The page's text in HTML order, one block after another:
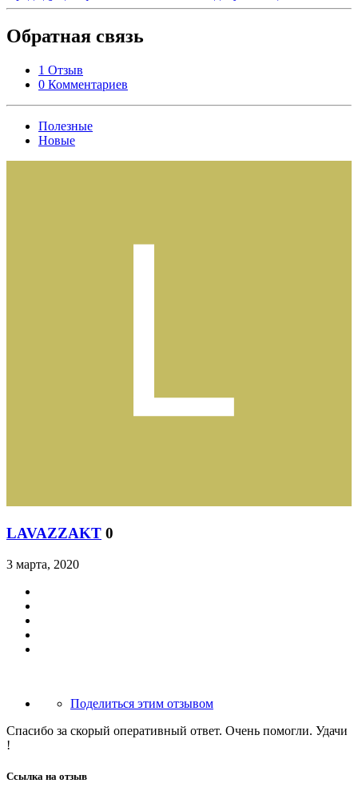
Обратная связь
1 Отзыв
0 Комментариев
Полезные
Новые
LAVAZZAKT 0
3 марта, 2020
Поделиться этим отзывом
Спасибо за скорый оперативный ответ. Очень помогли. Удачи
!
Ссылка на отзыв